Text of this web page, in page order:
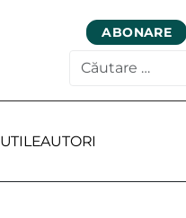
ABONARE
UTILEAUTORI